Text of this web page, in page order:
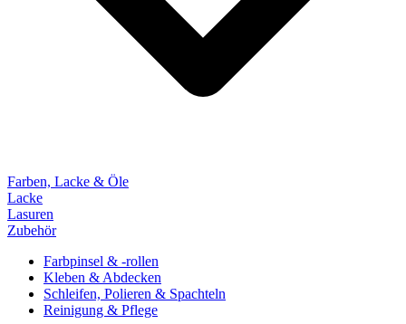
Farben, Lacke & Öle
Lacke
Lasuren
Zubehör
Farbpinsel & -rollen
Kleben & Abdecken
Schleifen, Polieren & Spachteln
Reinigung & Pflege